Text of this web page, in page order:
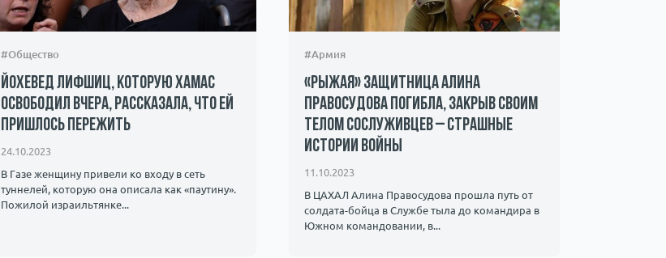
#Общество
Йохевед Лифшиц, которую ХАМАС
освободил вчера, рассказала, что ей
пришлось пережить
24.10.2023
В Газе женщину привели ко входу в сеть
туннелей, которую она описала как «паутину».
Пожилой израильтянке...
#Армия
«Рыжая» защитница Алина
Правосудова погибла, закрыв своим
телом сослуживцев – страшные
истории войны
11.10.2023
В ЦАХАЛ Алина Правосудова прошла путь от
солдата-бойца в Службе тыла до командира в ​​
Южном командовании, в...